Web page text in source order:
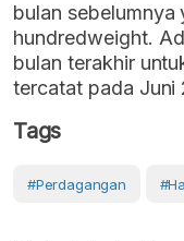
bulan sebelumnya
hundredweight.
bulan terakhir
tercatat pada Juni
Tags
#Perdagangan